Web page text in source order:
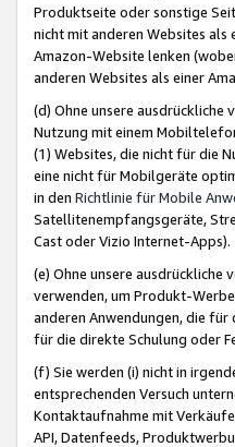
Produktseite oder sonstige
nicht mit anderen Websites
Amazon-Website lenken
anderen Websites als einer
(d) Ohne unsere
Nutzung mit einem
(1) Websites, die nicht für die
eine nicht für Mobilgeräte
in den Richtlinie für Mobile
Satellitenempfangsgeräte,
Cast oder Vizio Internet-Apps).
(e) Ohne unsere ausdrückliche
verwenden, um Produkt-
anderen Anwendungen, die
für die direkte Schulung oder
(f) Sie werden (i) nicht in
entsprechenden Versuch
Kontaktaufnahme mit
API, Datenfeeds,